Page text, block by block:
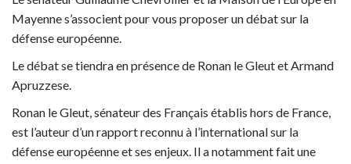
Mayenne s’associent pour vous proposer un débat sur la
défense européenne.
Le débat se tiendra en présence de Ronan le Gleut et Armand
Apruzzese.
Ronan le Gleut, sénateur des Français établis hors de France,
est l’auteur d’un rapport reconnu à l’international sur la
défense européenne et ses enjeux. Il a notamment fait une